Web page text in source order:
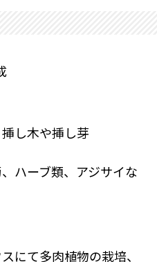
し木や挿し芽
ハーブ類、アジサイな
にて多肉植物の栽培、